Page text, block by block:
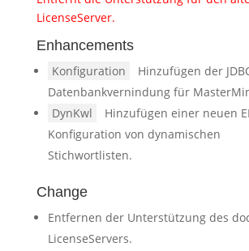
LicenseServer.
Enhancements
Konfiguration
Hinzufügen der
Datenbankvernindung für
DynKwl
Hinzufügen einer neuen
Konfiguration von dynamischen
Stichwortlisten.
Change
Entfernen der Unterstützung des
LicenseServers.